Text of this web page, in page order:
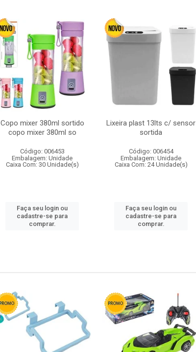
Copo mixer 380ml sortido
copo mixer 380ml so
Código: 006453
Embalagem: Unidade
Caixa Com: 30 Unidade(s)
Faça seu login ou
cadastre-se para
comprar.
Lixeira plast 13lts c/ sensor
sortida
Código: 006454
Embalagem: Unidade
Caixa Com: 24 Unidade(s)
Faça seu login ou
cadastre-se para
comprar.